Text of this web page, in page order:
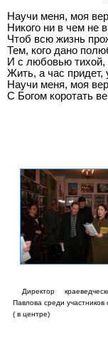
Научи меня, моя
Никого ни в чем не
Чтоб всю жизнь
Тем, кого дано
И с любовью тихой,
Жить, а час придет,
Научи меня, моя
С Богом коротать
Директор
Павлова среди участников
( в центре)